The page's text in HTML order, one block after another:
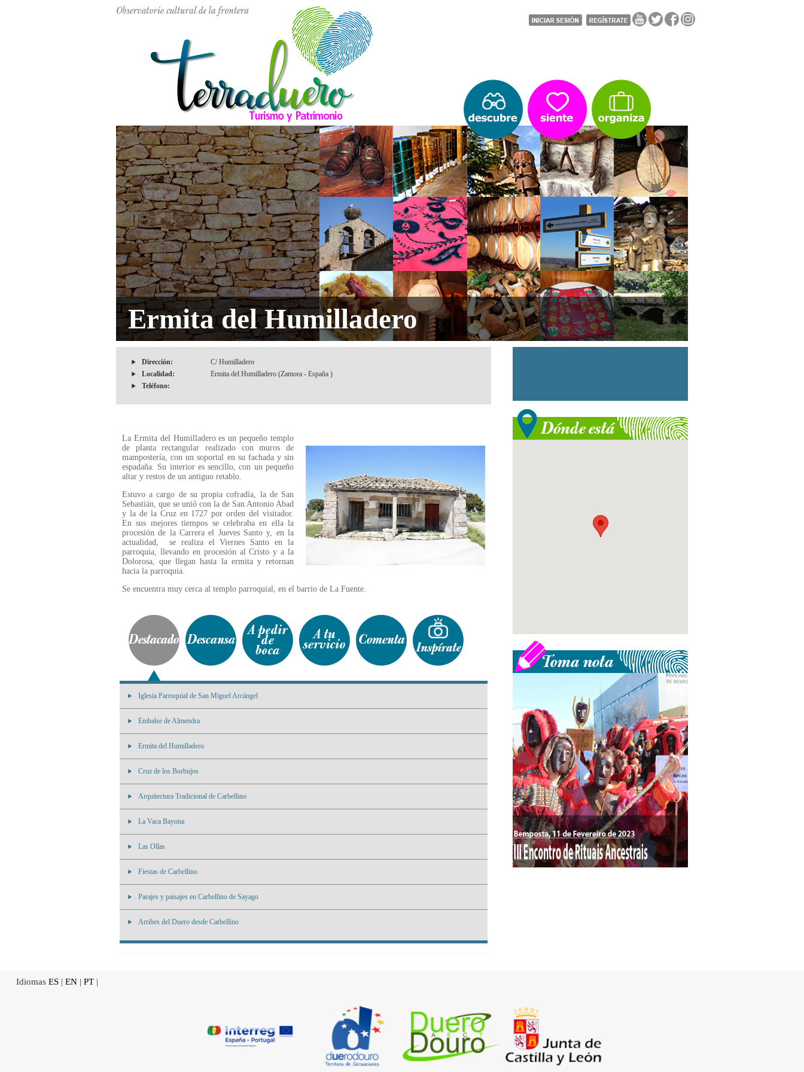
Ermita del Humilladero
Dirección:
C/ Humilladero
Localidad:
Ermita del Humilladero (Zamora - España )
Teléfono:
La Ermita del Humilladero es un pequeño templo
de planta rectangular realizado con muros de
mampostería, con un soportal en su fachada y sin
espadaña. Su interior es sencillo, con un pequeño
altar y restos de un antiguo retablo.
Estuvo a cargo de su propia cofradía, la de San
Sebastián, que se unió con la de San Antonio Abad
y la de la Cruz en 1727 por orden del visitador.
En sus mejores tiempos se celebraba en ella la
procesión de la Carrera el Jueves Santo y, en la
actualidad, se realiza el Viernes Santo en la
parroquia, llevando en procesión al Cristo y a la
Dolorosa, que llegan hasta la ermita y retornan
hacia la parroquia.
Se encuentra muy cerca al templo parroquial, en el barrio de La Fuente.
Iglesia Parroquial de San Miguel Arcángel
Embalse de Almendra
Ermita del Humilladero
Cruz de los Borbujos
Arquitectura Tradicional de Carbellino
La Vaca Bayona
Las Ollas
Fiestas de Carbellino
Parajes y paisajes en Carbellino de Sayago
Arribes del Duero desde Carbellino
Idiomas ES | EN | PT |